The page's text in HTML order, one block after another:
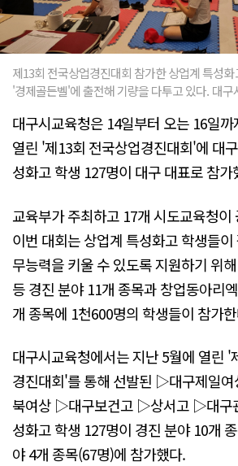
제13회 전국상업경진대회 참가한 상업계 특성
'경제골든벨'에 출전해 기량을 다투고 있다. 대구
대구시교육청은 14일부터 오는 16일
열린 '제13회 전국상업경진대회'에 대
성화고 학생 127명이 대구 대표로 참
교육부가 주최하고 17개 시도교육청이
이번 대회는 상업계 특성화고 학생들
무능력을 키울 수 있도록 지원하기 위
등 경진 분야 11개 종목과 창업동아리
개 종목에 1천600명의 학생들이 참가
대구시교육청에서는 지난 5월에 열린 '
경진대회'를 통해 선발된 ▷대구제일
북여상 ▷대구보건고 ▷상서고 ▷대구
성화고 학생 127명이 경진 분야 10개
야 4개 종목(67명)에 참가했다.